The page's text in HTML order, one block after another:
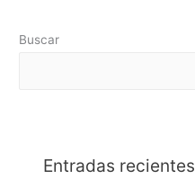
Buscar
Entradas recientes